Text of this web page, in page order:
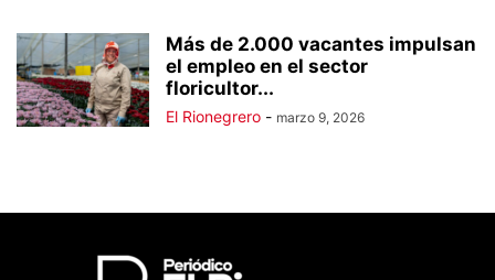
Más de 2.000 vacantes impulsan
el empleo en el sector
floricultor...
El Rionegrero - marzo 9, 2026